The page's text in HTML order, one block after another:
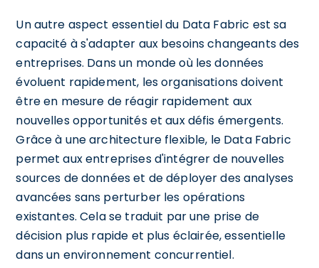
Un autre aspect essentiel du Data Fabric est sa
capacité à s'adapter aux besoins changeants des
entreprises. Dans un monde où les données
évoluent rapidement, les organisations doivent
être en mesure de réagir rapidement aux
nouvelles opportunités et aux défis émergents.
Grâce à une architecture flexible, le Data Fabric
permet aux entreprises d'intégrer de nouvelles
sources de données et de déployer des analyses
avancées sans perturber les opérations
existantes. Cela se traduit par une prise de
décision plus rapide et plus éclairée, essentielle
dans un environnement concurrentiel.